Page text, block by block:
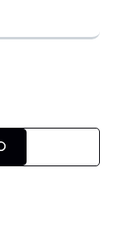
家教 提供丰富
建立自然表达能
厅点餐、机场
能够更加流畅
人的意思。 商
，因此商务英
简报技巧。 除
在课堂中练习实
Learning
who seek a
and a
of
Tutor